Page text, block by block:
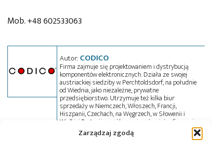
Zarządzaj zgodą
Mob. +48 602533063
Autor: CODICO
Firma zajmuje się projektowaniem i dystrybucją
komponentów elektronicznych. Działa ze swojej
austriackiej siedziby w Perchtoldsdorf, na południe
od Wiednia, jako niezależne, prywatne
przedsiębiorstwo. Utrzymuje też kilka biur
sprzedaży w Niemczech, Włoszech, Francji,
Hiszpanii, Czechach, na Węgrzech, w Słowenii i
Wielkiej Brytanii, współpracując również z firmami
partnerskimi w Europie Środkowej i Wschodniej.
Portfolio obejmuje komponenty aktywne i pasywne